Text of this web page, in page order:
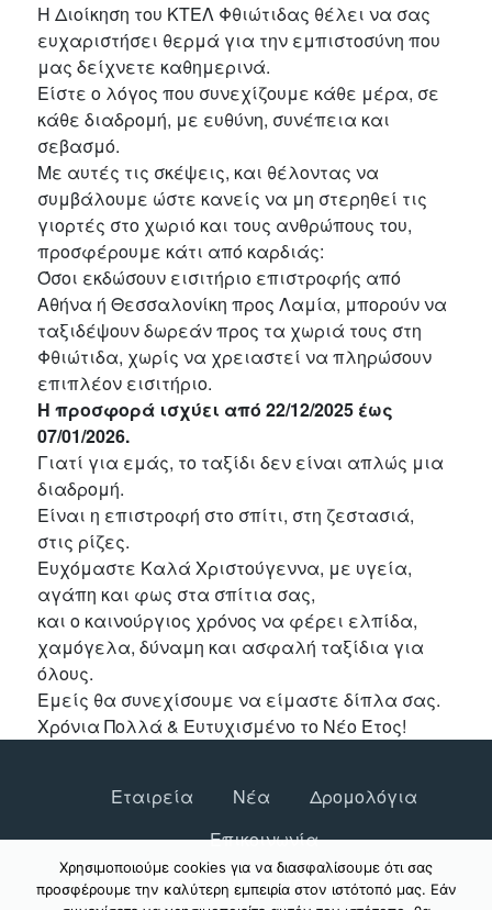
Η Διοίκηση του ΚΤΕΛ Φθιώτιδας θέλει να σας
ευχαριστήσει θερμά για την εμπιστοσύνη που
μας δείχνετε καθημερινά.
Είστε ο λόγος που συνεχίζουμε κάθε μέρα, σε
κάθε διαδρομή, με ευθύνη, συνέπεια και
σεβασμό.
Με αυτές τις σκέψεις, και θέλοντας να
συμβάλουμε ώστε κανείς να μη στερηθεί τις
γιορτές στο χωριό και τους ανθρώπους του,
προσφέρουμε κάτι από καρδιάς:
Όσοι εκδώσουν εισιτήριο επιστροφής από
Αθήνα ή Θεσσαλονίκη προς Λαμία, μπορούν να
ταξιδέψουν δωρεάν προς τα χωριά τους στη
Φθιώτιδα, χωρίς να χρειαστεί να πληρώσουν
επιπλέον εισιτήριο.
Η προσφορά ισχύει από 22/12/2025 έως
07/01/2026.
Γιατί για εμάς, το ταξίδι δεν είναι απλώς μια
διαδρομή.
Είναι η επιστροφή στο σπίτι, στη ζεστασιά,
στις ρίζες.
Ευχόμαστε Καλά Χριστούγεννα, με υγεία,
αγάπη και φως στα σπίτια σας,
και ο καινούργιος χρόνος να φέρει ελπίδα,
χαμόγελα, δύναμη και ασφαλή ταξίδια για
όλους.
Εμείς θα συνεχίσουμε να είμαστε δίπλα σας.
Χρόνια Πολλά & Ευτυχισμένο το Νέο Έτος!
Εταιρεία Νέα
Δρομολόγια
Επικοινωνία
Online αγορά εισιτηρίων
Χρησιμοποιούμε cookies για να διασφαλίσουμε ότι σας
προσφέρουμε την καλύτερη εμπειρία στον ιστότοπό μας. Εάν